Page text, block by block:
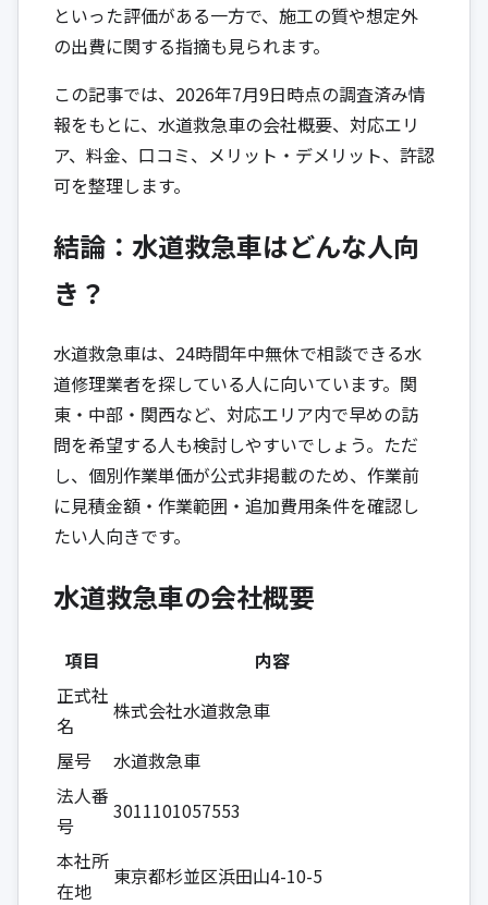
といった評価がある一方で、施工の質や想定外
の出費に関する指摘も見られます。
この記事では、2026年7月9日時点の調査済み情
報をもとに、水道救急車の会社概要、対応エリ
ア、料金、口コミ、メリット・デメリット、許認
可を整理します。
結論：水道救急車はどんな人向
き？
水道救急車は、24時間年中無休で相談できる水
道修理業者を探している人に向いています。関
東・中部・関西など、対応エリア内で早めの訪
問を希望する人も検討しやすいでしょう。ただ
し、個別作業単価が公式非掲載のため、作業前
に見積金額・作業範囲・追加費用条件を確認し
たい人向きです。
水道救急車の会社概要
項目
内容
正式社
名
株式会社水道救急車
屋号
水道救急車
法人番
号
3011101057553
本社所
在地
東京都杉並区浜田山4-10-5